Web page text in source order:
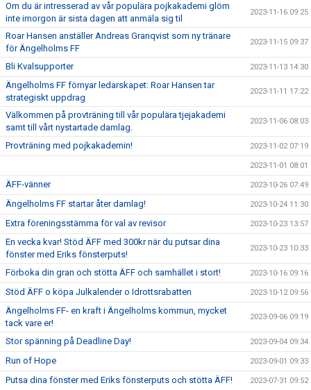
Om du är intresserad av vår populära pojkakademi glöm
inte imorgon är sista dagen att anmäla sig til
2023-11-16 09:25
Roar Hansen anställer Andreas Granqvist som ny tränare
för Ängelholms FF
2023-11-15 09:37
Bli Kvalsupporter 2023-11-13 14:30
Ängelholms FF förnyar ledarskapet: Roar Hansen tar
strategiskt uppdrag
2023-11-11 17:22
Välkommen på provträning till vår populära tjejakademi
samt till vårt nystartade damlag.
2023-11-06 08:03
Provträning med pojkakademin! 2023-11-02 07:19
2023-11-01 08:01
ÄFF-vänner 2023-10-26 07:49
Ängelholms FF startar åter damlag! 2023-10-24 11:30
Extra föreningsstämma för val av revisor 2023-10-23 13:57
En vecka kvar! Stöd ÄFF med 300kr när du putsar dina
fönster med Eriks fönsterputs!
2023-10-23 10:33
Förboka din gran och stötta ÄFF och samhället i stort! 2023-10-16 09:16
Stöd ÄFF o köpa Julkalender o Idrottsrabatten 2023-10-12 09:56
Ängelholms FF- en kraft i Ängelholms kommun, mycket
tack vare er!
2023-09-06 09:19
Stor spänning på Deadline Day! 2023-09-04 09:34
Run of Hope 2023-09-01 09:33
Putsa dina fönster med Eriks fönsterputs och stötta ÄFF! 2023-07-31 09:52